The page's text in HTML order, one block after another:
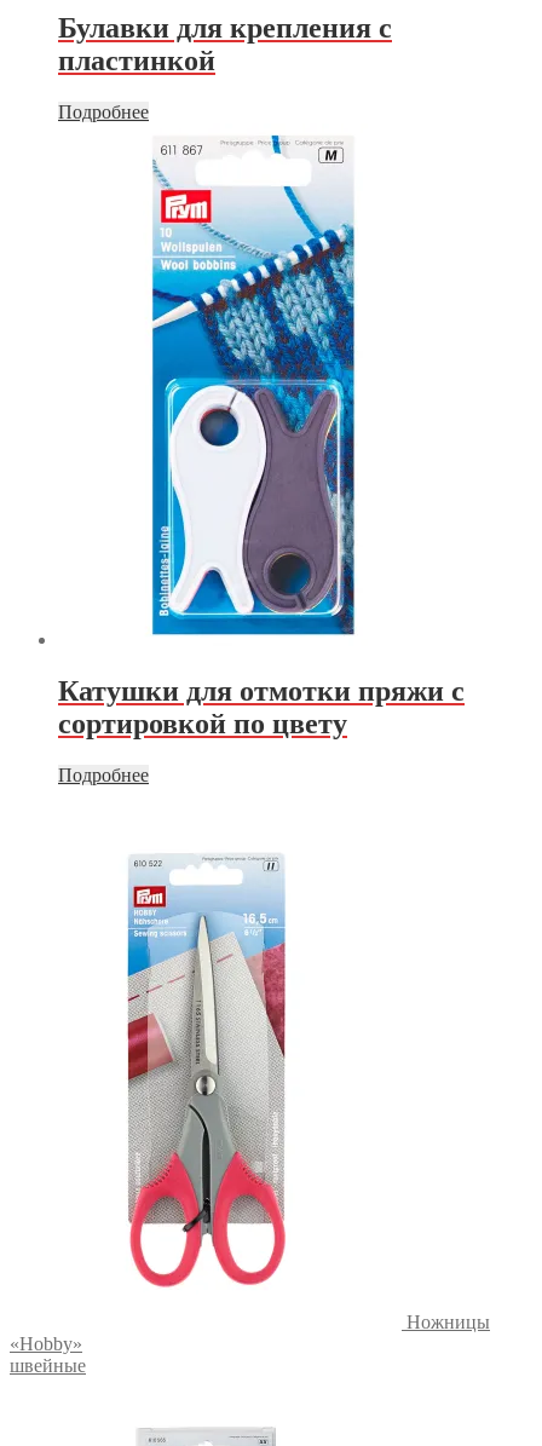
Булавки для крепления с
пластинкой
Подробнее
Катушки для отмотки пряжи с
сортировкой по цвету
Подробнее
Ножницы
«Hobby»
швейные